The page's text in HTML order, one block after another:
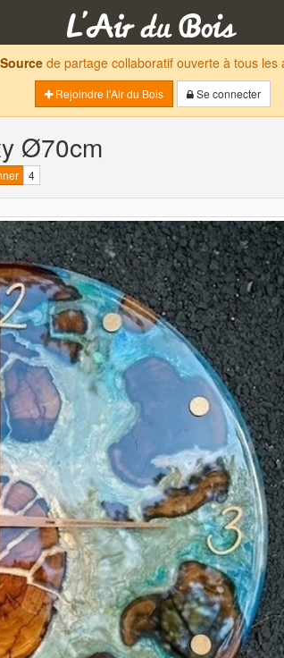
de partage collaboratif ouverte à tous les
Rejoindre l'Air du Bois
Se connecter
Ø70cm
4